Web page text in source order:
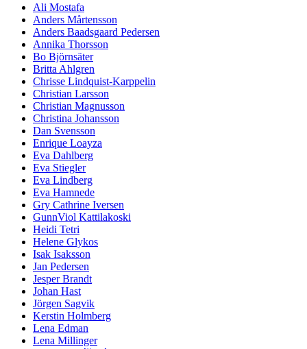
Ali Mostafa
Anders Mårtensson
Anders Baadsgaard Pedersen
Annika Thorsson
Bo Björnsäter
Britta Ahlgren
Chrisse Lindquist-Karppelin
Christian Larsson
Christian Magnusson
Christina Johansson
Dan Svensson
Enrique Loayza
Eva Dahlberg
Eva Stiegler
Eva Lindberg
Eva Hamnede
Gry Cathrine Iversen
GunnViol Kattilakoski
Heidi Tetri
Helene Glykos
Isak Isaksson
Jan Pedersen
Jesper Brandt
Johan Hast
Jörgen Sagvik
Kerstin Holmberg
Lena Edman
Lena Millinger